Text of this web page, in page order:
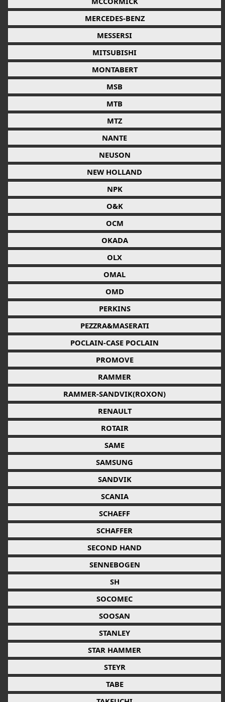
MERCEDES-BENZ
MESSERSI
MITSUBISHI
MONTABERT
MSB
MTB
MTZ
NANTE
NEUSON
NEW HOLLAND
NPK
O&K
OCM
OKADA
OLX
OMAL
OMD
PERKINS
PEZZRA&MASERATI
POCLAIN-CASE POCLAIN
PROMOVE
RAMMER
RAMMER-SANDVIK(ROXON)
RENAULT
ROTAIR
SAME
SAMSUNG
SANDVIK
SCANIA
SCHAEFF
SCHAFFER
SECOND HAND
SENNEBOGEN
SH
SOCOMEC
SOOSAN
STANLEY
STAR HAMMER
STEYR
TABE